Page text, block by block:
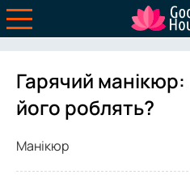
Гарячий манікюр:
його роблять?
Манікюр